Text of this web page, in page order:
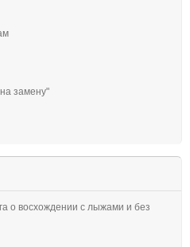
замену"
о восхождении с лыжами и без